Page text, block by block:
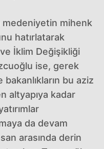
medeniyetin mihenk
hatırlatarak
İklim Değişikliği
ise, gerek
bu aziz
altyapıya kadar
da devam
arasında derin